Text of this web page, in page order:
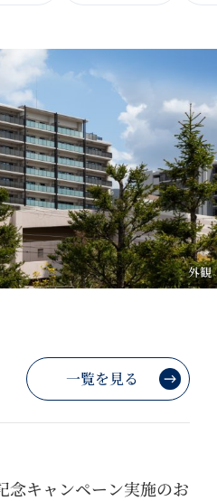
外観
一覧を見る
念キャンペーン実施のお